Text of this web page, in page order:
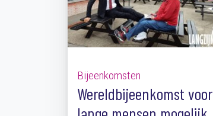
Bijeenkomsten
Wereldbijeenkomst voor